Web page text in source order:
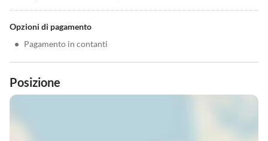
Opzioni di pagamento
• Pagamento in contanti
Posizione